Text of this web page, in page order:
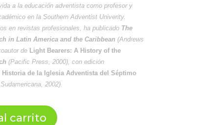
a la educación adventista como profesor y
en la Southern Adventist Univerity.
en revistas profesionales, ha publicado The
in Latin America and the Caribbean(Andrews
de Light Bearers: A History of the
h (Pacific Press, 2000), con edición
Historia de la Iglesia Adventista del Séptimo
2002).
carrito